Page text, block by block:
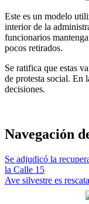
Este es un modelo
interior de la
funcionarios
pocos retirados.
Se ratifica que estas
de protesta social. En
decisiones.
Navegación
Se adjudicó la
la Calle 15
Ave silvestre es